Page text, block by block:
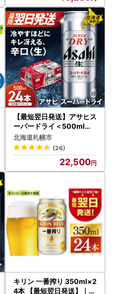
【最短翌日発送】アサヒス
ーパードライ＜500ml＞2
4缶 1ケース 北海道工場製
造
北海道札幌市
(26)
22,500
キリン 一番搾り 350ml×2
4本 【最短翌日発送】｜一